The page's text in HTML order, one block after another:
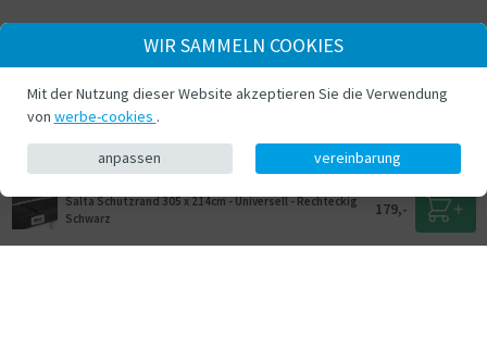
Salta Schutzrand 305 x 214cm - Universell - Rechteckig
Schwarz
179,-
WIR SAMMELN COOKIES
Mit der Nutzung dieser Website akzeptieren Sie die Verwendung
von werbe-cookies .
anpassen vereinbarung